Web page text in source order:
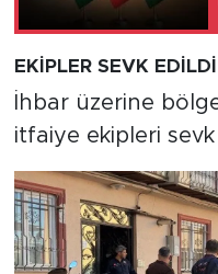
EKİPLER SEVK EDİLDİ
İhbar üzerine
itfaiye ekipleri sevk